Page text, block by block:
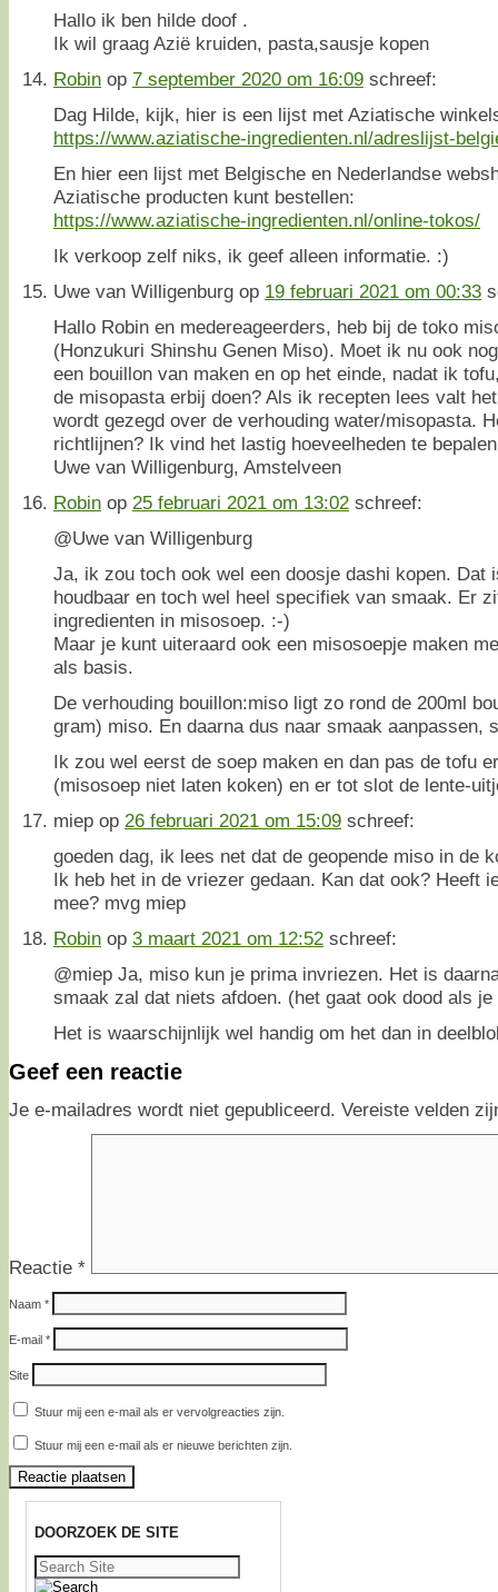
Hallo ik ben hilde doof .
Ik wil graag Azië kruiden, pasta,sausje kopen
Robin op 7 september 2020 om 16:09 schreef:
Dag Hilde, kijk, hier is een lijst met Aziatische
https://www.aziatische-ingredienten.nl/adreslijst-
En hier een lijst met Belgische en Nederlandse
Aziatische producten kunt bestellen:
https://www.aziatische-ingredienten.nl/online-tokos/
Ik verkoop zelf niks, ik geef alleen informatie. :)
Uwe van Willigenburg op 19 februari 2021 om 00:33
Hallo Robin en medereageerders, heb bij de toko
(Honzukuri Shinshu Genen Miso). Moet ik nu ook
een bouillon van maken en op het einde, nadat ik
de misopasta erbij doen? Als ik recepten lees valt
wordt gezegd over de verhouding water/misopasta.
richtlijnen? Ik vind het lastig hoeveelheden te
Uwe van Willigenburg, Amstelveen
Robin op 25 februari 2021 om 13:02 schreef:
@Uwe van Willigenburg
Ja, ik zou toch ook wel een doosje dashi kopen. Dat
houdbaar en toch wel heel specifiek van smaak. Er
ingredienten in misosoep. :-)
Maar je kunt uiteraard ook een misosoepje maken
als basis.
De verhouding bouillon:miso ligt zo rond de 200ml
gram) miso. En daarna dus naar smaak aanpassen,
Ik zou wel eerst de soep maken en dan pas de tofu
(misosoep niet laten koken) en er tot slot de lente-
miep op 26 februari 2021 om 15:09 schreef:
goeden dag, ik lees net dat de geopende miso in de
Ik heb het in de vriezer gedaan. Kan dat ook? Heeft
mee? mvg miep
Robin op 3 maart 2021 om 12:52 schreef:
@miep Ja, miso kun je prima invriezen. Het is
smaak zal dat niets afdoen. (het gaat ook dood als
Het is waarschijnlijk wel handig om het dan in
Geef een reactie
Je e-mailadres wordt niet gepubliceerd. Vereiste velden
Reactie *
Naam *
E-mail *
Site
Stuur mij een e-mail als er vervolgreacties zijn.
Stuur mij een e-mail als er nieuwe berichten zijn.
DOORZOEK DE SITE
Zoeken
naar: